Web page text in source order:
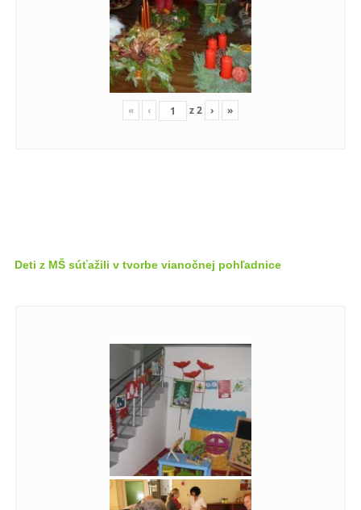
« ‹ z2 › »
Deti z MŠ súťažili v tvorbe vianočnej pohľadnice